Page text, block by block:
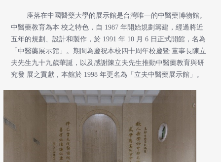
座落在中國醫藥大學的展示館是台灣唯一的中醫藥博物館。
中醫藥教育為本 校之特色，自 1987 年開始規劃籌建，經過將近
五年的規劃、設計和製作，於 1991 年 10 月 6 日正式開館，名為
「中醫藥展示館」。期間為慶祝本校四十周年校慶暨 董事長陳立
夫先生九十九歲華誕，以及感謝陳立夫先生推動中醫藥教育與研
究發 展之貢獻，本館於 1998 年更名為「立夫中醫藥展示館」。